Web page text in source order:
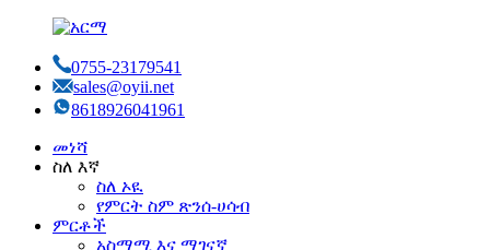
0755-23179541
sales@oyii.net
8618926041961
መነሻ
ስለ እኛ
ስለ ኦዪ
የምርት ስም ጽንሰ-ሀሳብ
ምርቶች
አስማሚ እና ማገናኛ